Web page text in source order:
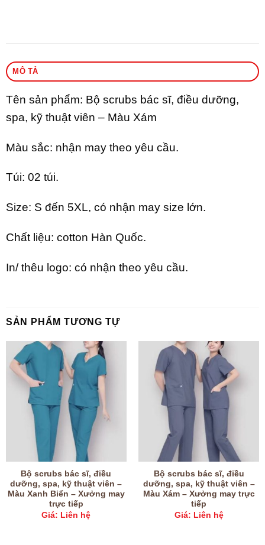
MÔ TẢ
Tên sản phẩm: Bộ scrubs bác sĩ, điều dưỡng,
spa, kỹ thuật viên – Màu Xám
Màu sắc: nhận may theo yêu cầu.
Túi: 02 túi.
Size: S đến 5XL, có nhận may size lớn.
Chất liệu: cotton Hàn Quốc.
In/ thêu logo: có nhận theo yêu cầu.
SẢN PHẨM TƯƠNG TỰ
Bộ scrubs bác sĩ, điều
dưỡng, spa, kỹ thuật viên –
Màu Xanh Biển – Xưởng may
trực tiếp
Giá: Liên hệ
Bộ scrubs bác sĩ, điều
dưỡng, spa, kỹ thuật viên –
Màu Xám – Xưởng may trực
tiếp
Giá: Liên hệ